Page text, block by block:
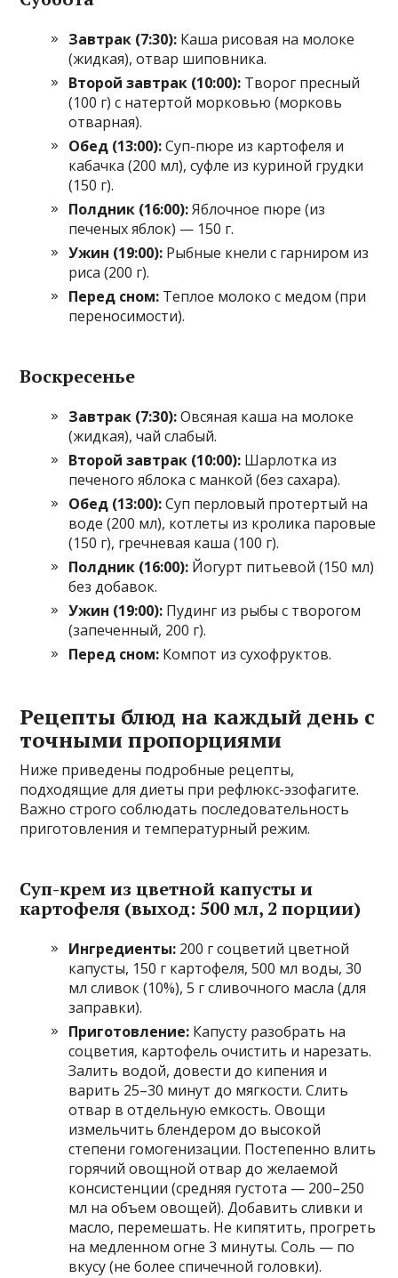
Завтрак (7:30): Каша рисовая на молоке
(жидкая), отвар шиповника.
Второй завтрак (10:00): Творог пресный
(100 г) с натертой морковью (морковь
отварная).
Обед (13:00):Суп-пюре из картофеля и
кабачка (200 мл), суфле из куриной грудки
(150 г).
Полдник (16:00):Яблочное пюре (из
печеных яблок) — 150 г.
Ужин (19:00): Рыбные кнели с гарниром из
риса (200 г).
Перед сном: Теплое молоко с медом (при
переносимости).
Воскресенье
Завтрак (7:30):Овсяная каша на молоке
(жидкая), чай слабый.
Второй завтрак (10:00): Шарлотка из
печеного яблока с манкой (без сахара).
Обед (13:00):Суп перловый протертый на
воде (200 мл), котлеты из кролика паровые
(150 г), гречневая каша (100 г).
Полдник (16:00): Йогурт питьевой (150 мл)
без добавок.
Ужин (19:00): Пудинг из рыбы с творогом
(запеченный, 200 г).
Перед сном: Компот из сухофруктов.
Рецепты блюд на каждый день с
точными пропорциями
Ниже приведены подробные рецепты,
подходящие для диеты при рефлюкс-эзофагите.
Важно строго соблюдать последовательность
приготовления и температурный режим.
Суп-крем из цветной капусты и
картофеля (выход: 500 мл, 2 порции)
Ингредиенты: 200 г соцветий цветной
капусты, 150 г картофеля, 500 мл воды, 30
мл сливок (10%), 5 г сливочного масла (для
заправки).
Приготовление: Капусту разобрать на
соцветия, картофель очистить и нарезать.
Залить водой, довести до кипения и
варить 25–30 минут до мягкости. Слить
отвар в отдельную емкость. Овощи
измельчить блендером до высокой
степени гомогенизации. Постепенно влить
горячий овощной отвар до желаемой
консистенции (средняя густота — 200–250
мл на объем овощей). Добавить сливки и
масло, перемешать. Не кипятить, прогреть
на медленном огне 3 минуты. Соль — по
вкусу (не более спичечной головки).